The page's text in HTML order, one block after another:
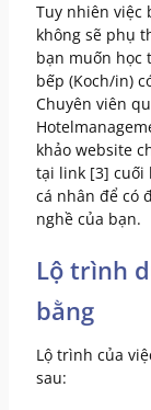
Tuy nhiên việc
không sẽ phụ
bạn muốn học
bếp (Koch/in)
Chuyên viên
khảo website
tại link [3] cuối
cá nhân để có
nghề của bạn.
Lộ trình
bằng
Lộ trình của
sau: